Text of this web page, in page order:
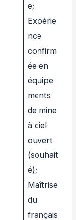
e;
Expérie
nce
confirm
ée en
équipe
ments
de mine
à ciel
ouvert
(souhait
é);
Maîtrise
du
français